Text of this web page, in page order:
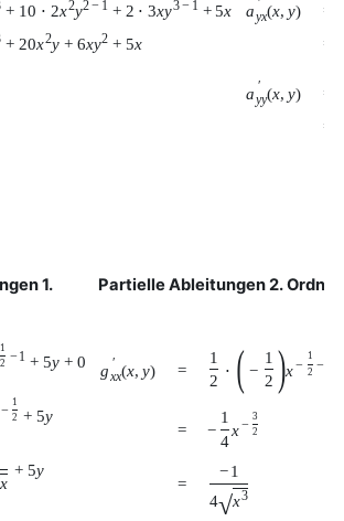
+ 10 ⋅ 2x2y2− 1 + 2 ⋅ 3xy3− 1 + 5x
+ 20x2y + 6xy2 + 5x
a ′
yx(x, y)
=
=
a ′
yy(x, y)
=
=
1.
Partielle Ableitungen 2.
1
2 −1 + 5y + 0
−
1
2
+ 5y
x
+ 5y
g ′
xx(x, y) =
1
2
⋅ ( −
1
2 )x−
1
2 −
= −
1
4
x−
3
2
=
−1
4√x3